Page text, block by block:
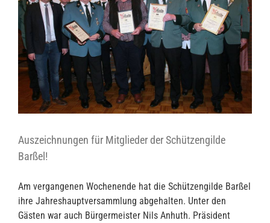
Auszeichnungen für Mitglieder der Schützengilde
Barßel!
Am vergangenen Wochenende hat die Schützengilde Barßel
ihre Jahreshauptversammlung abgehalten. Unter den
Gästen war auch Bürgermeister Nils Anhuth. Präsident